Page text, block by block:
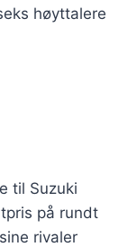
høyttalere
til Suzuki
på rundt
rivaler